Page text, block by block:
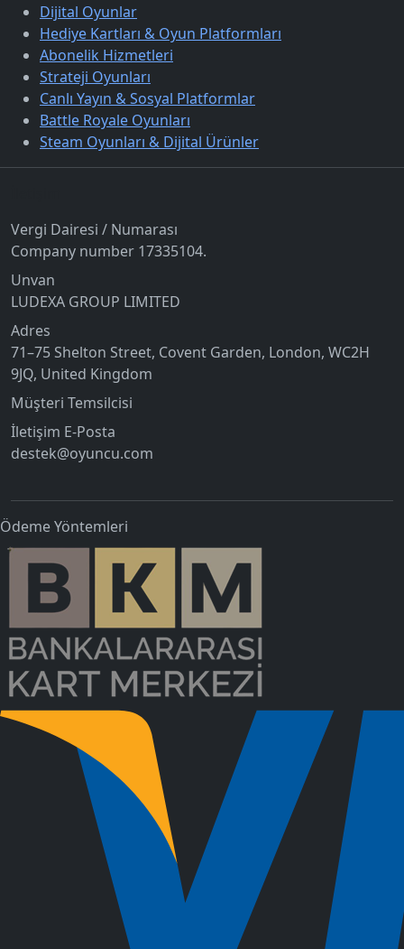
Dijital Oyunlar
Hediye Kartları & Oyun Platformları
Abonelik Hizmetleri
Strateji Oyunları
Canlı Yayın & Sosyal Platformlar
Battle Royale Oyunları
Steam Oyunları & Dijital Ürünler
Vergi Dairesi / Numarası
Company number 17335104.
Unvan
LUDEXA GROUP LIMITED
Adres
71–75 Shelton Street, Covent Garden, London, WC2H
9JQ, United Kingdom
Müşteri Temsilcisi
İletişim E-Posta
destek@oyuncu.com
Ödeme Yöntemleri